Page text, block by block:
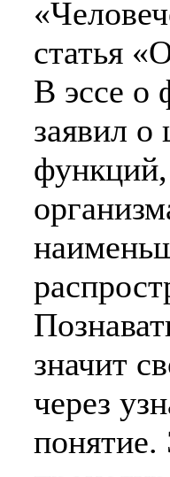
статья
В эссе о
заявил о
значит
через